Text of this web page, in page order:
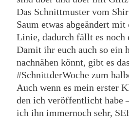
Das Schnittmuster vom
Saum etwas abgeändert mit
Linie, dadurch fällt es noch
Damit ihr euch auch so ein
nachnähen könnt, gibt es
#SchnittderWoche zum
Auch wenn es mein erster
den ich veröffentlicht habe
ich ihn immernoch sehr,